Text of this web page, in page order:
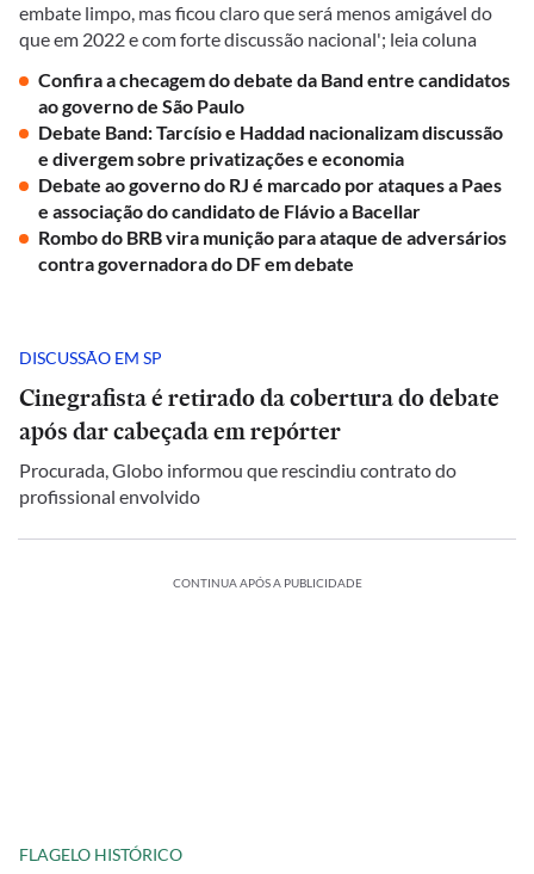
embate limpo, mas ficou claro que será menos amigável do
que em 2022 e com forte discussão nacional'; leia coluna
Confira a checagem do debate da Band entre candidatos
ao governo de São Paulo
Debate Band: Tarcísio e Haddad nacionalizam discussão
e divergem sobre privatizações e economia
Debate ao governo do RJ é marcado por ataques a Paes
e associação do candidato de Flávio a Bacellar
Rombo do BRB vira munição para ataque de adversários
contra governadora do DF em debate
DISCUSSÃO EM SP
Cinegrafista é retirado da cobertura do debate
após dar cabeçada em repórter
Procurada, Globo informou que rescindiu contrato do
profissional envolvido
CONTINUA APÓS A PUBLICIDADE
FLAGELO HISTÓRICO